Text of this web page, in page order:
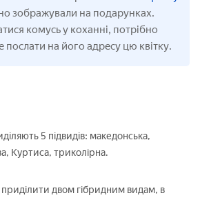
зображували на подарунках.
комусь у коханні, потрібно
послати на його адресу цю квітку.
5 підвидів: македонська,
Куртиса, триколірна.
приділити двом гібридним видам, в